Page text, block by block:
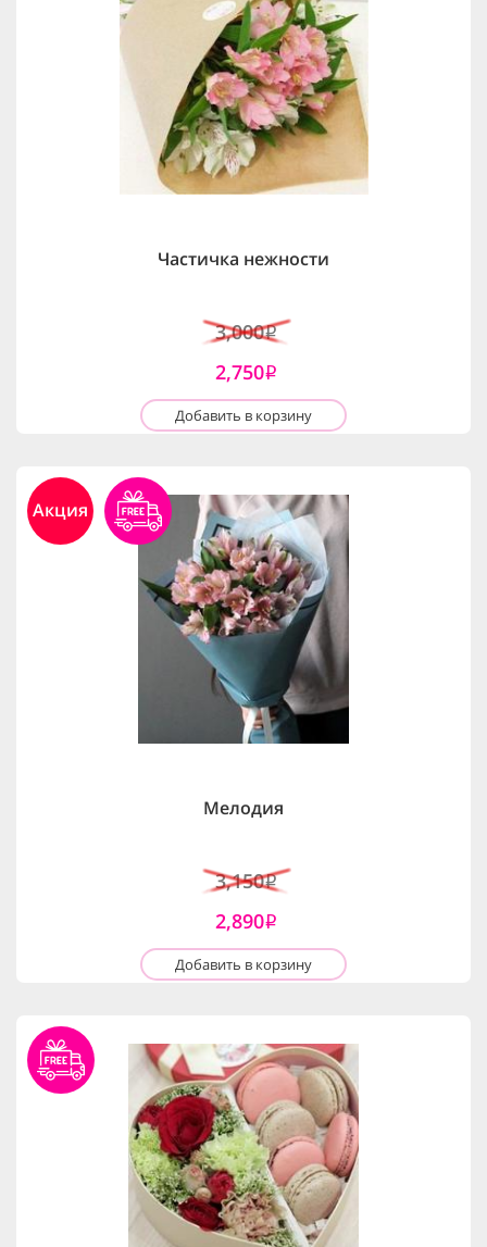
Частичка нежности
3,000i
2,750i
Добавить в корзину
Акция
Мелодия
3,150i
2,890i
Добавить в корзину